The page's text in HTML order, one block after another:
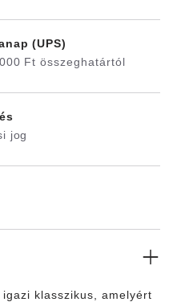
(UPS)
Ft összeghatártól
jog
igazi klasszikus, amelyért